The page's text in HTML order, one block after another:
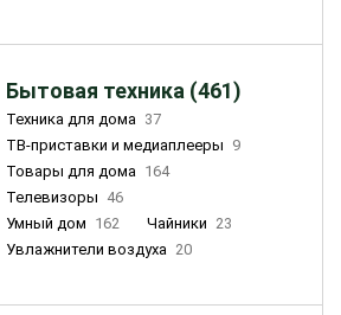
Бытовая техника (461)
Техника для дома 37
ТВ-приставки и медиаплееры 9
Товары для дома 164
Телевизоры 46
Умный дом 162 Чайники 23
Увлажнители воздуха 20